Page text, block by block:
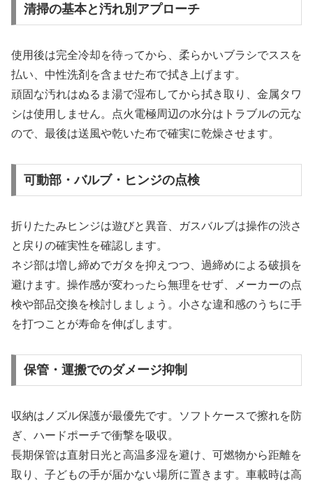
清掃の基本と汚れ別アプローチ
使用後は完全冷却を待ってから、柔らかいブラシでススを
払い、中性洗剤を含ませた布で拭き上げます。
頑固な汚れはぬるま湯で湿布してから拭き取り、金属タワ
シは使用しません。点火電極周辺の水分はトラブルの元な
ので、最後は送風や乾いた布で確実に乾燥させます。
可動部・バルブ・ヒンジの点検
折りたたみヒンジは遊びと異音、ガスバルブは操作の渋さ
と戻りの確実性を確認します。
ネジ部は増し締めでガタを抑えつつ、過締めによる破損を
避けます。操作感が変わったら無理をせず、メーカーの点
検や部品交換を検討しましょう。小さな違和感のうちに手
を打つことが寿命を伸ばします。
保管・運搬でのダメージ抑制
収納はノズル保護が最優先です。ソフトケースで擦れを防
ぎ、ハードポーチで衝撃を吸収。
長期保管は直射日光と高温多湿を避け、可燃物から距離を
取り、子どもの手が届かない場所に置きます。車載時は高